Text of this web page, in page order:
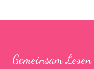
Gemeinsam